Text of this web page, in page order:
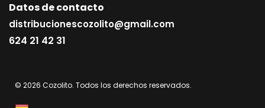
Datos de contacto
distribucionescozolito@gmail.com
624 21 42 31
© 2026 Cozolito. Todos los derechos reservados.